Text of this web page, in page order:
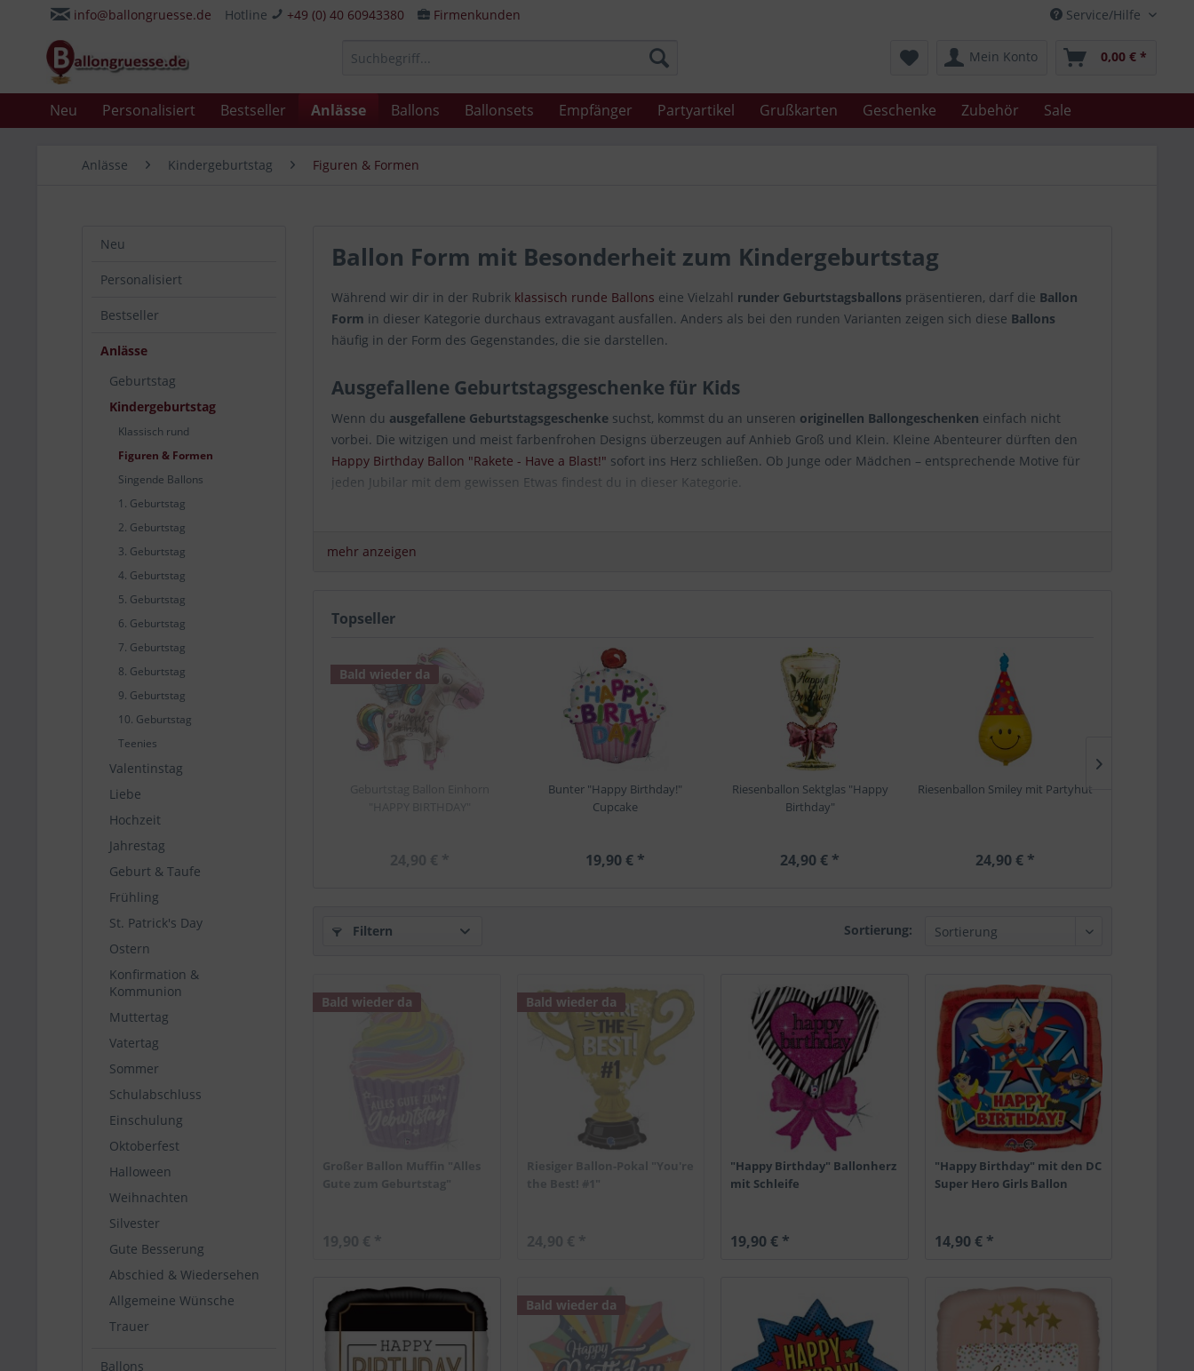
Service/Hilfe
info@ballongruesse.de Hotline +49 (0) 40 60943380 Firmenkunden
Mein Konto 0,00 € *
Neu Personalisiert Bestseller Anlässe Ballons Ballonsets Empfänger Partyartikel Grußkarten Geschenke Zubehör Sale
Anlässe Kindergeburtstag Figuren & Formen
Neu
Personalisiert
Bestseller
Anlässe
Geburtstag
Kindergeburtstag
Klassisch rund
Figuren & Formen
Singende Ballons
1. Geburtstag
2. Geburtstag
3. Geburtstag
4. Geburtstag
5. Geburtstag
6. Geburtstag
7. Geburtstag
8. Geburtstag
9. Geburtstag
10. Geburtstag
Teenies
Valentinstag
Liebe
Hochzeit
Jahrestag
Geburt & Taufe
Frühling
St. Patrick's Day
Ostern
Konfirmation &
Kommunion
Muttertag
Vatertag
Sommer
Schulabschluss
Einschulung
Oktoberfest
Halloween
Weihnachten
Silvester
Gute Besserung
Abschied & Wiedersehen
Allgemeine Wünsche
Trauer
Ballons
Ballon Form mit Besonderheit zum Kindergeburtstag
Während wir dir in der Rubrik klassisch runde Ballons eine Vielzahl runder Geburtstagsballons präsentieren, darf die Ballon
Form in dieser Kategorie durchaus extravagant ausfallen. Anders als bei den runden Varianten zeigen sich diese Ballons
häufig in der Form des Gegenstandes, die sie darstellen.
Ausgefallene Geburtstagsgeschenke für Kids
Wenn du ausgefallene Geburtstagsgeschenke suchst, kommst du an unseren originellen Ballongeschenken einfach nicht
vorbei. Die witzigen und meist farbenfrohen Designs überzeugen auf Anhieb Groß und Klein. Kleine Abenteurer dürften den
Happy Birthday Ballon "Rakete - Have a Blast!" sofort ins Herz schließen. Ob Junge oder Mädchen – entsprechende Motive für
jeden Jubilar mit dem gewissen Etwas findest du in dieser Kategorie.
Du hast dich für einen der
Paket geöffnet werden darf,
natürlich berücksichtigen.
macht es möglich, den ausgewählten Ballon zum Geburtstag des
liefern und ihm oder ihr damit eine Überraschung der Extraklasse zu gestalten. Probiere es aus und bestelle deine Lieblings-
Ballon Form gleich hier!
mehr anzeigen
Topseller
Bald wieder da
Geburtstag Ballon Einhorn
"HAPPY BIRTHDAY"
24,90 € *
Bunter "Happy Birthday!"
Cupcake
19,90 € *
Riesenballon Sektglas "Happy
Birthday"
24,90 € *
Riesenballon Smiley mit Partyhut
24,90 € *
Filtern Sortierung:
Bald wieder da
Großer Ballon Muffin "Alles
Gute zum Geburtstag"
19,90 € *
Bald wieder da
Riesiger Ballon-Pokal "You're
the Best! #1"
24,90 € *
"Happy Birthday" Ballonherz
mit Schleife
19,90 € *
"Happy Birthday" mit den DC
Super Hero Girls Ballon
14,90 € *
Bald wieder da